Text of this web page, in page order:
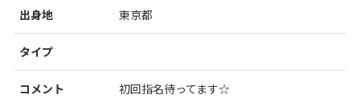
出身地 東京都
タイプ
コメント 初回指名待ってます☆